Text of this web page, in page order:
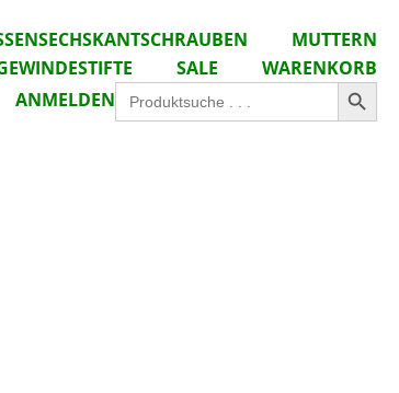
MUTTERN
SALE
WARENKORB
ANMELDENSearch
for:
Search Button